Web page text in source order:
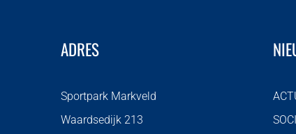
ADRES
Sportpark Markveld
Waardsedijk 213